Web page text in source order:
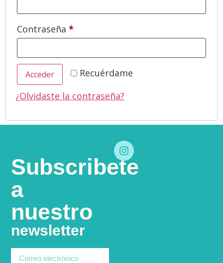
Contraseña *
Recuérdame
Acceder
¿Olvidaste la contraseña?
Subscribete
a
nuestro
newsletter